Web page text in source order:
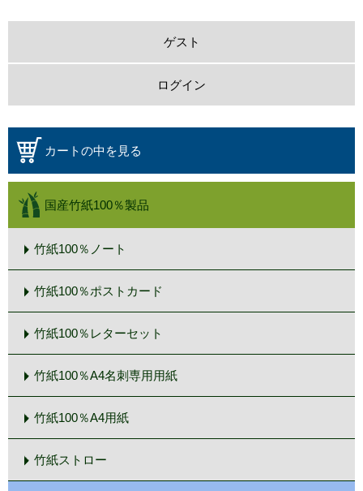
ゲスト
ログイン
カートの中を見る
国産竹紙100％製品
竹紙100％ノート
竹紙100％ポストカード
竹紙100％レターセット
竹紙100％A4名刺専用用紙
竹紙100％A4用紙
竹紙ストロー